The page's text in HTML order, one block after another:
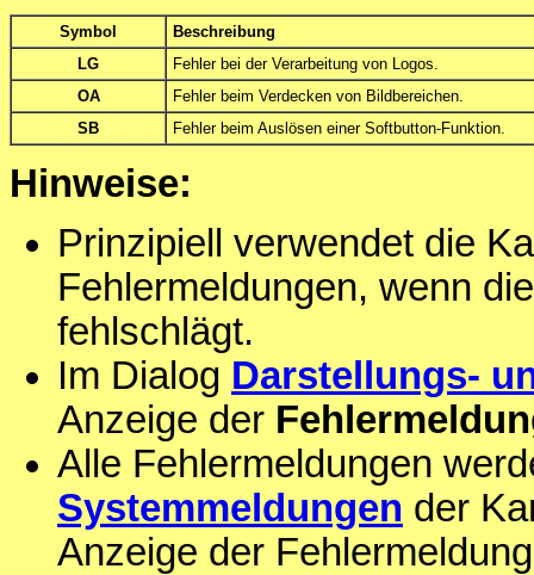
Symbol
Beschreibung
LG
Fehler bei der Verarbeitung von Logos.
OA
Fehler beim Verdecken von Bildbereichen.
SB
Fehler beim Auslösen einer Softbutton-Funktion.
Hinweise:
Prinzipiell verwendet die
Fehlermeldungen, wenn
fehlschlägt.
Im Dialog Darstellungs-
Anzeige der
Alle Fehlermeldungen
Systemmeldungen der
Anzeige der